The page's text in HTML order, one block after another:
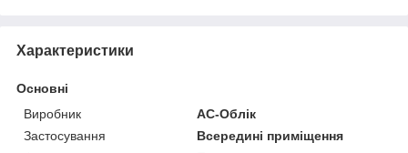
Характеристики
Основні
Виробник
АС-Облік
Застосування
Всередині приміщення